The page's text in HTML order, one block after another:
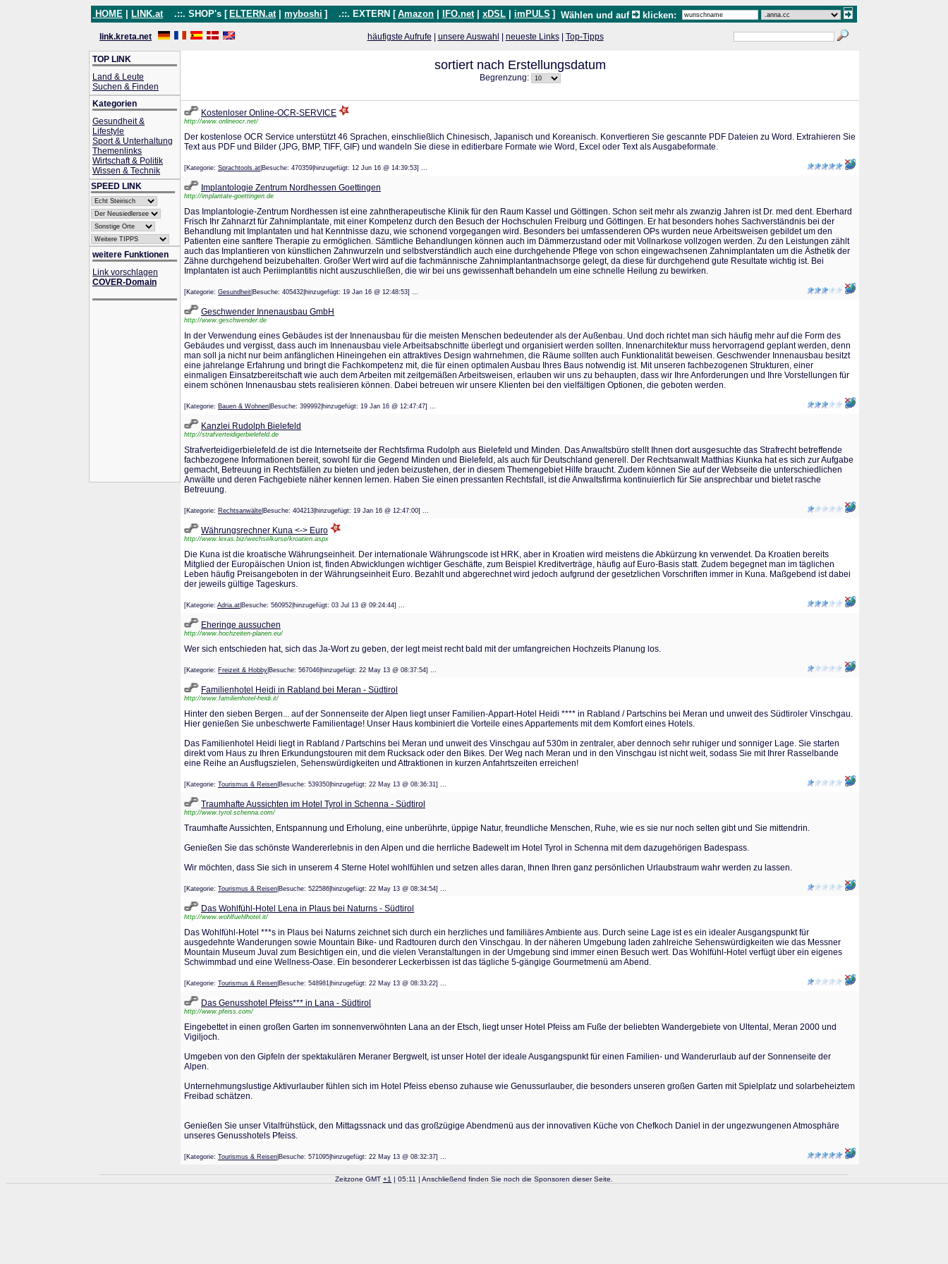
HOME LINK.at .::. SHOP's [ ELTERN.at myboshi ] .::. EXTERN [ Amazon IFO.net xDSL imPULS ] Wählen und auf klicken:
link.kreta.net häufigste Aufrufe unsere Auswahl neueste Links| Top-Tipps
TOP LINK
Land & Leute
Suchen & Finden
Kategorien
Gesundheit &
Lifestyle
Sport & Unterhaltung
Themenlinks
Wirtschaft & Politik
Wissen & Technik
SPEED LINK
weitere Funktionen
Link vorschlagen
COVER-Domain
sortiert nach Erstellungsdatum
Begrenzung:
Kostenloser Online-OCR-SERVICE
http://www.onlineocr.net/
Der kostenlose OCR Service unterstützt 46 Sprachen, einschließlich Chinesisch, Japanisch und Koreanisch. Konvertieren Sie gescannte PDF Dateien zu Word. Extrahieren Sie
Text aus PDF und Bilder (JPG, BMP, TIFF, GIF) und wandeln Sie diese in editierbare Formate wie Word, Excel oder Text als Ausgabeformate.
[Kategorie: Sprachtools.at |Besuche: 470359|hinzugefügt: 12 Jun 16 @ 14:39:53] ...
Implantologie Zentrum Nordhessen Goettingen
http://implantate-goettingen.de
Das Implantologie-Zentrum Nordhessen ist eine zahntherapeutische Klinik für den Raum Kassel und Göttingen. Schon seit mehr als zwanzig Jahren ist Dr. med dent. Eberhard
Frisch Ihr Zahnarzt für Zahnimplantate, mit einer Kompetenz durch den Besuch der Hochschulen Freiburg und Göttingen. Er hat besonders hohes Sachverständnis bei der
Behandlung mit Implantaten und hat Kenntnisse dazu, wie schonend vorgegangen wird. Besonders bei umfassenderen OPs wurden neue Arbeitsweisen gebildet um den
Patienten eine sanftere Therapie zu ermöglichen. Sämtliche Behandlungen können auch im Dämmerzustand oder mit Vollnarkose vollzogen werden. Zu den Leistungen zählt
auch das Implantieren von künstlichen Zahnwurzeln und selbstverständlich auch eine durchgehende Pflege von schon eingewachsenen Zahnimplantaten um die Ästhetik der
Zähne durchgehend beizubehalten. Großer Wert wird auf die fachmännische Zahnimplantantnachsorge gelegt, da diese für durchgehend gute Resultate wichtig ist. Bei
Implantaten ist auch Periimplantitis nicht auszuschließen, die wir bei uns gewissenhaft behandeln um eine schnelle Heilung zu bewirken.
[Kategorie: Gesundheit |Besuche: 405432|hinzugefügt: 19 Jan 16 @ 12:48:53] ...
Geschwender Innenausbau GmbH
http://www.geschwender.de
In der Verwendung eines Gebäudes ist der Innenausbau für die meisten Menschen bedeutender als der Außenbau. Und doch richtet man sich häufig mehr auf die Form des
Gebäudes und vergisst, dass auch im Innenausbau viele Arbeitsabschnitte überlegt und organisiert werden sollten. Innenarchitektur muss hervorragend geplant werden, denn
man soll ja nicht nur beim anfänglichen Hineingehen ein attraktives Design wahrnehmen, die Räume sollten auch Funktionalität beweisen. Geschwender Innenausbau besitzt
eine jahrelange Erfahrung und bringt die Fachkompetenz mit, die für einen optimalen Ausbau Ihres Baus notwendig ist. Mit unseren fachbezogenen Strukturen, einer
einmaligen Einsatzbereitschaft wie auch dem Arbeiten mit zeitgemäßen Arbeitsweisen, erlauben wir uns zu behaupten, dass wir Ihre Anforderungen und Ihre Vorstellungen für
einem schönen Innenausbau stets realisieren können. Dabei betreuen wir unsere Klienten bei den vielfältigen Optionen, die geboten werden.
[Kategorie: Bauen & Wohnen |Besuche: 399992|hinzugefügt: 19 Jan 16 @ 12:47:47] ...
Kanzlei Rudolph Bielefeld
http://strafverteidigerbielefeld.de
Strafverteidigerbielefeld.de ist die Internetseite der Rechtsfirma Rudolph aus Bielefeld und Minden. Das Anwaltsbüro stellt Ihnen dort ausgesuchte das Strafrecht betreffende
fachbezogene Informationen bereit, sowohl für die Gegend Minden und Bielefeld, als auch für Deutschland generell. Der Rechtsanwalt Matthias Kiunka hat es sich zur Aufgabe
gemacht, Betreuung in Rechtsfällen zu bieten und jeden beizustehen, der in diesem Themengebiet Hilfe braucht. Zudem können Sie auf der Webseite die unterschiedlichen
Anwälte und deren Fachgebiete näher kennen lernen. Haben Sie einen pressanten Rechtsfall, ist die Anwaltsfirma kontinuierlich für Sie ansprechbar und bietet rasche
Betreuung.
[Kategorie: Rechtsanwälte |Besuche: 404213|hinzugefügt: 19 Jan 16 @ 12:47:00] ...
Währungsrechner Kuna <-> Euro
http://www.lexas.biz/wechselkurse/kroatien.aspx
Die Kuna ist die kroatische Währungseinheit. Der internationale Währungscode ist HRK, aber in Kroatien wird meistens die Abkürzung kn verwendet. Da Kroatien bereits
Mitglied der Europäischen Union ist, finden Abwicklungen wichtiger Geschäfte, zum Beispiel Kreditverträge, häufig auf Euro-Basis statt. Zudem begegnet man im täglichen
Leben häufig Preisangeboten in der Währungseinheit Euro. Bezahlt und abgerechnet wird jedoch aufgrund der gesetzlichen Vorschriften immer in Kuna. Maßgebend ist dabei
der jeweils gültige Tageskurs.
[Kategorie: Adria.at |Besuche: 560952|hinzugefügt: 03 Jul 13 @ 09:24:44] ...
Eheringe aussuchen
http://www.hochzeiten-planen.eu/
Wer sich entschieden hat, sich das Ja-Wort zu geben, der legt meist recht bald mit der umfangreichen Hochzeits Planung los.
[Kategorie: Freizeit & Hobby |Besuche: 567046|hinzugefügt: 22 May 13 @ 08:37:54] ...
Familienhotel Heidi in Rabland bei Meran - Südtirol
http://www.familienhotel-heidi.it/
Hinter den sieben Bergen... auf der Sonnenseite der Alpen liegt unser Familien-Appart-Hotel Heidi **** in Rabland / Partschins bei Meran und unweit des Südtiroler Vinschgau.
Hier genießen Sie unbeschwerte Familientage! Unser Haus kombiniert die Vorteile eines Appartements mit dem Komfort eines Hotels.
Das Familienhotel Heidi liegt in Rabland / Partschins bei Meran und unweit des Vinschgau auf 530m in zentraler, aber dennoch sehr ruhiger und sonniger Lage. Sie starten
direkt vom Haus zu Ihren Erkundungstouren mit dem Rucksack oder den Bikes. Der Weg nach Meran und in den Vinschgau ist nicht weit, sodass Sie mit Ihrer Rasselbande
eine Reihe an Ausflugszielen, Sehenswürdigkeiten und Attraktionen in kurzen Anfahrtszeiten erreichen!
[Kategorie: Tourismus & Reisen |Besuche: 539350|hinzugefügt: 22 May 13 @ 08:36:31] ...
Traumhafte Aussichten im Hotel Tyrol in Schenna - Südtirol
http://www.tyrol.schenna.com/
Traumhafte Aussichten, Entspannung und Erholung, eine unberührte, üppige Natur, freundliche Menschen, Ruhe, wie es sie nur noch selten gibt und Sie mittendrin.
Genießen Sie das schönste Wandererlebnis in den Alpen und die herrliche Badewelt im Hotel Tyrol in Schenna mit dem dazugehörigen Badespass.
Wir möchten, dass Sie sich in unserem 4 Sterne Hotel wohlfühlen und setzen alles daran, Ihnen Ihren ganz persönlichen Urlaubstraum wahr werden zu lassen.
[Kategorie: Tourismus & Reisen |Besuche: 522586|hinzugefügt: 22 May 13 @ 08:34:54] ...
Das Wohlfühl-Hotel Lena in Plaus bei Naturns - Südtirol
http://www.wohlfuehlhotel.it/
Das Wohlfühl-Hotel ***s in Plaus bei Naturns zeichnet sich durch ein herzliches und familiäres Ambiente aus. Durch seine Lage ist es ein idealer Ausgangspunkt für
ausgedehnte Wanderungen sowie Mountain Bike- und Radtouren durch den Vinschgau. In der näheren Umgebung laden zahlreiche Sehenswürdigkeiten wie das Messner
Mountain Museum Juval zum Besichtigen ein, und die vielen Veranstaltungen in der Umgebung sind immer einen Besuch wert. Das Wohlfühl-Hotel verfügt über ein eigenes
Schwimmbad und eine Wellness-Oase. Ein besonderer Leckerbissen ist das tägliche 5-gängige Gourmetmenü am Abend.
[Kategorie: Tourismus & Reisen |Besuche: 548981|hinzugefügt: 22 May 13 @ 08:33:22] ...
Das Genusshotel Pfeiss*** in Lana - Südtirol
http://www.pfeiss.com/
Eingebettet in einen großen Garten im sonnenverwöhnten Lana an der Etsch, liegt unser Hotel Pfeiss am Fuße der beliebten Wandergebiete von Ultental, Meran 2000 und
Vigiljoch.
Umgeben von den Gipfeln der spektakulären Meraner Bergwelt, ist unser Hotel der ideale Ausgangspunkt für einen Familien- und Wanderurlaub auf der Sonnenseite der
Alpen.
Unternehmungslustige Aktivurlauber fühlen sich im Hotel Pfeiss ebenso zuhause wie Genussurlauber, die besonders unseren großen Garten mit Spielplatz und solarbeheiztem
Freibad schätzen.
Genießen Sie unser Vitalfrühstück, den Mittagssnack und das großzügige Abendmenü aus der innovativen Küche von Chefkoch Daniel in der ungezwungenen Atmosphäre
unseres Genusshotels Pfeiss.
[Kategorie: Tourismus & Reisen |Besuche: 571095|hinzugefügt: 22 May 13 @ 08:32:37] ...
Zeitzone GMT +1 | 05:11 | Anschließend finden Sie noch die Sponsoren dieser Seite.